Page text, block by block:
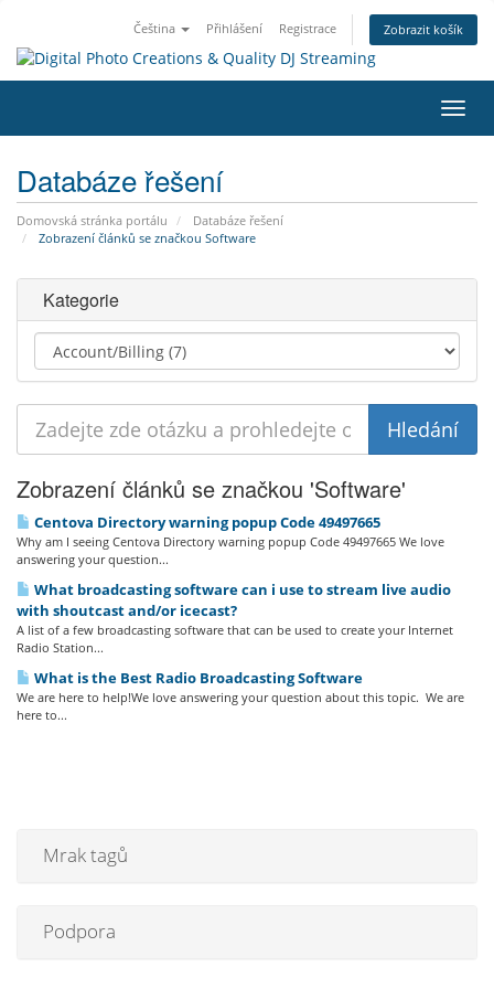
Čeština Přihlášení Registrace Zobrazit košík
Databáze řešení
Domovská stránka portálu
Databáze řešení
Zobrazení článků se značkou Software
Kategorie
Zobrazení článků se značkou 'Software'
Centova Directory warning popup Code 49497665
Why am I seeing Centova Directory warning popup Code 49497665 We love
answering your question...
What broadcasting software can i use to stream live audio
with shoutcast and/or icecast?
A list of a few broadcasting software that can be used to create your Internet
Radio Station...
What is the Best Radio Broadcasting Software
We are here to help!We love answering your question about this topic. We are
here to...
Mrak tagů
Podpora